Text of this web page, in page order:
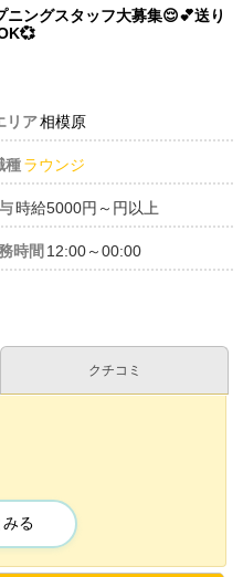
ニングスタッフ大募集😌💕送り
リア相模原
種ラウンジ
時給5000円～円以上
時間 12:00～00:00
クチコミ
みる